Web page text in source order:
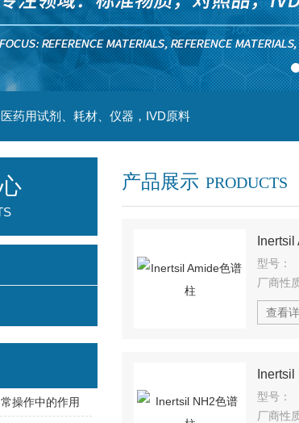
药用试剂、耗材、仪器，IVD原料
产品展示 PRODUCTS
型号：
厂商性
查看
型号：
厂商性
操作中的作用